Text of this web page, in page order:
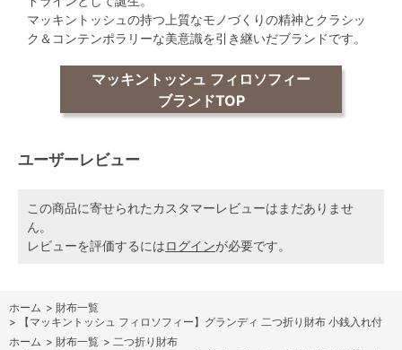
マッキントッシュの持つ上質なモノづくりの精神とクラシッ
ク＆コンテンポラリーな美意識を引き継いだブランドです。
マッキントッシュ フィロソフィー
ブランドTOP
ユーザーレビュー
この商品に寄せられたカスタマーレビューはまだありませ
ん。
レビューを評価するにはログインが必要です。
ホーム > 財布一覧
>
【マッキントッシュ フィロソフィー】グランディ 二つ折り財布 小銭入れ付
ホーム > 財布一覧 > 二つ折り財布